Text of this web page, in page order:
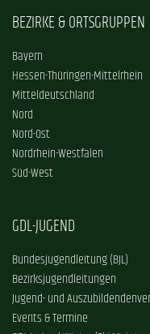
BEZIRKE & ORTSGRUPPEN
Bayern
Hessen-Thüringen-Mittelrhein
Mitteldeutschland
Nord
Nord-Ost
Nordrhein-Westfalen
Süd-West
GDL-JUGEND
Bundesjugendleitung (BJL)
Bezirksjugendleitungen
Jugend- und
Events & Termine